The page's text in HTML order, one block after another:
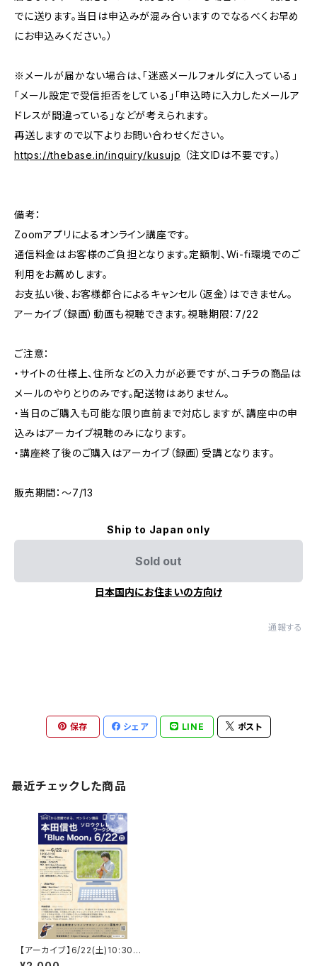
でに送ります。当日は申込みが混み合いますのでなるべくお早め
にお申込みください。）
※メールが届かない場合は、「迷惑メールフォルダに入っている」
「メール設定で受信拒否をしている」「申込時に入力したメールア
ドレスが間違っている」などが考えられます。
再送しますので以下よりお問い合わせください。
https://thebase.in/inquiry/kusujp （注文IDは不要です。）
備考：
Zoomアプリによるオンライン講座です。
通信料金はお客様のご負担となります。定額制、Wi-fi環境でのご
利用をお薦めします。
お支払い後、お客様都合によるキャンセル（返金）はできません。
アーカイブ（録画）動画も視聴できます。視聴期限：7/22
ご注意：
・サイトの仕様上、住所などの入力が必要ですが、コチラの商品は
メールのやりとりのみです。配送物はありません。
・当日のご購入も可能な限り直前まで対応しますが、講座中の申
込みはアーカイブ視聴のみになります。
・講座終了後のご購入はアーカイブ（録画）受講となります。
販売期間：〜7/13
Ship to Japan only
Sold out
日本国内にお住まいの方向け
通報する
保存 シェア LINE ポスト
最近チェックした商品
【アーカイブ】6/22(土)10:30-
本田信也ソロウクレレWS「Blu